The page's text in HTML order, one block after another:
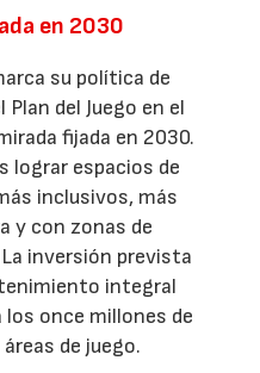
en 2030
su política de
Plan del Juego en el
fijada en 2030.
lograr espacios de
inclusivos, más
y con zonas de
inversión prevista
integral
los once millones de
de juego.